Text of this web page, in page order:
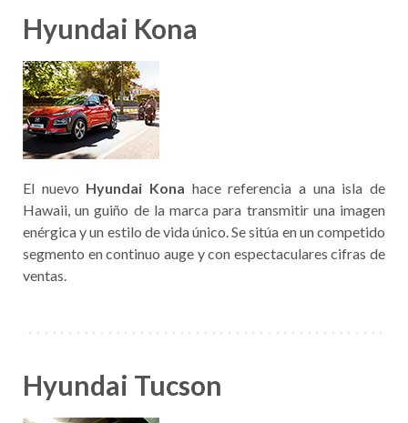
Hyundai Kona
El nuevo Hyundai Kona hace referencia a una isla de
Hawaii, un guiño de la marca para transmitir una imagen
enérgica y un estilo de vida único. Se sitúa en un competido
segmento en continuo auge y con espectaculares cifras de
ventas.
Hyundai Tucson